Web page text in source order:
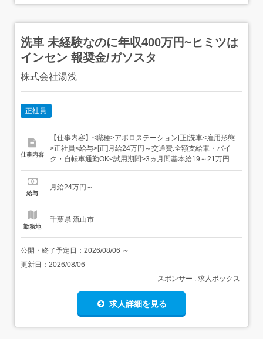
洗車 未経験なのに年収400万円~ヒミツは
インセン 報奨金/ガソスタ
株式会社湯浅
正社員
仕事内容
【仕事内容】<職種>アポロステーション[正]洗車<雇用形態
>正社員<給与>[正]月給24万円～交通費:全額支給車・バイ
ク・自転車通勤OK<試用期間>3ヵ月間基本給19～21万円
+残業代+交通費 期間の短縮/延長あり 乙4種・整備士2級以
あり(6月・12月)インセンティブあり オプションや車の販...
給与
月給24万円～
勤務地
千葉県 流山市
公開・終了予定日： 2026/08/06 ～
更新日： 2026/08/06
スポンサー : 求人ボックス
求人詳細を見る